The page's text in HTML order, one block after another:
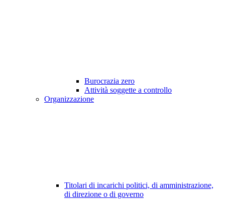
Burocrazia zero
Attività soggette a controllo
Organizzazione
Titolari di incarichi politici, di amministrazione,
di direzione o di governo